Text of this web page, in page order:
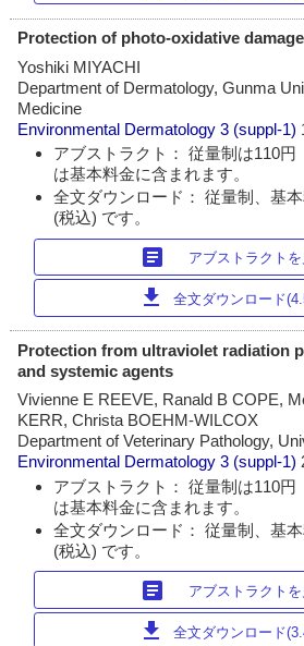
Protection of photo-oxidative
Yoshiki MIYACHI
Department of Dermatology, Gunma
Medicine
Environmental Dermatology 3 (suppl-1)
アブストラクト： 従量制は110円
は基本料金に含まれます。
全文ダウンロード： 従量制、基
(税込) です。
article アブストラクト
download 全文ダウンロード
Protection from ultraviolet radiation
and systemic agents
Vivienne E REEVE, Ranald B COPE,
KERR, Christa BOEHM-WILCOX
Department of Veterinary Pathology,
Environmental Dermatology 3 (suppl-1)
アブストラクト： 従量制は110円
は基本料金に含まれます。
全文ダウンロード： 従量制、基
(税込) です。
article アブストラクト
download 全文ダウンロード